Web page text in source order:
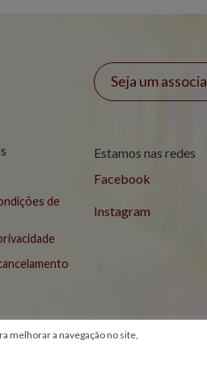
de
Seja um
Estamos nas redes
Facebook
Instagram
melhorar a navegação no site,